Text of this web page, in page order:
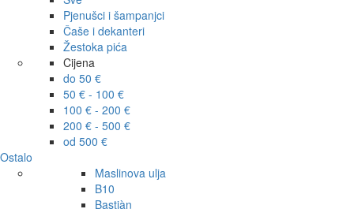
Pjenušci i šampanjci
Čaše i dekanteri
Žestoka pića
Cijena
do 50 €
50 € - 100 €
100 € - 200 €
200 € - 500 €
od 500 €
Ostalo
Maslinova ulja
B10
Bastiàn